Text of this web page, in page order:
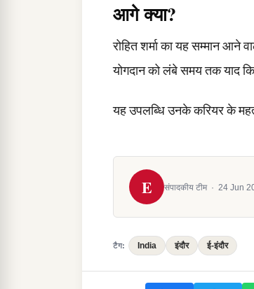
आगे क्या?
रोहित शर्मा का यह सम्मान आने
योगदान को लंबे समय तक याद
यह उपलब्धि उनके करियर के
E संपादकीय टीम · 24 Jun
टैग: India इंदौर ई-इंदौर